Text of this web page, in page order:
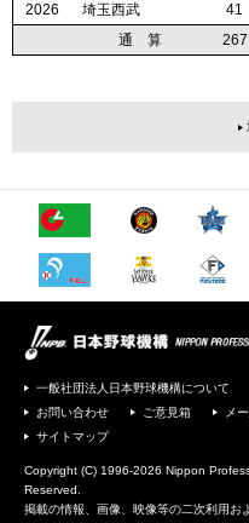
2026
埼玉西武 41
通 算
267
2026
埼玉西武 41
通 算
267
2026
埼玉西武 41
通 算
267
2026
埼玉西武 41
通 算
267
一般社団法人日本野球機構について
お問い合わせ
ご意見箱 メ
サイトマップ
Copyright (C) 1996-2026 Nippon
Reserved.
掲載の情報、画像、映像等の二次利用お